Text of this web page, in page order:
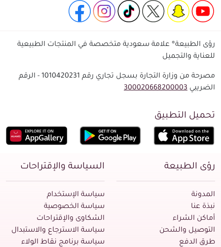
رؤى الطبيعة® علامة سعودية متخصصة في المنتجات الطبيعية
للعناية والتجميل
مصرحة من وزارة التجارة بسجل تجاري رقم 1010420231 - الرقم
الضريبي 300020668200003
تحميل التطبيق
رؤى الطبيعة
المدونة
نبذة عنا
أماكن الشراء
التوصيل والشحن
طرق الدفع
السياسة والإقتراحات
سياسة الإستخدام
سياسة الخصوصية
الشكاوى والإقتراحات
سياسة الاسترجاع والاستبدال
سياسة برنامج نقاط الولاء